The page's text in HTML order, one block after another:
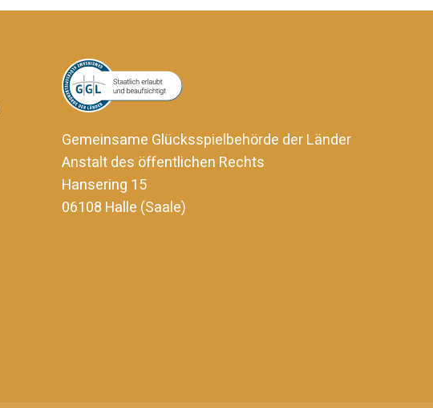
Gemeinsame Glücksspielbehörde der Länder
Anstalt des öffentlichen Rechts
Hansering 15
06108 Halle (Saale)